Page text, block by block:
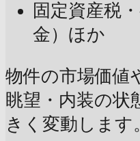
固定資産税
金）ほか
物件の市場価値
眺望・内装の状
きく変動します